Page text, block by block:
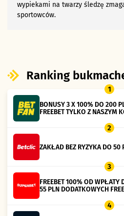
wypiekami na twarzy śledzę
sportowców.
Ranking
1
BONUSY 3 X 100% DO 200
FREEBET TYLKO Z NASZYM
2
ZAKŁAD BEZ RYZYKA DO 50
3
FREEBET 100% OD WPŁATY
55 PLN DODATKOWYCH
4